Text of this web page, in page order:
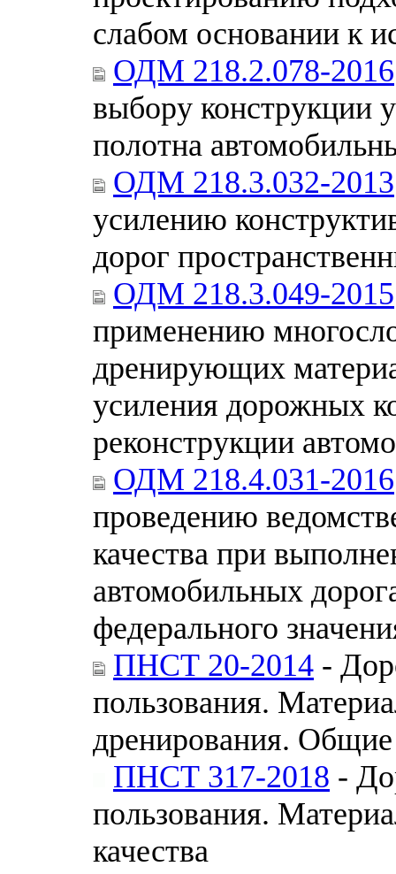
слабом основании к
ОДМ 218.2.078-2016
выбору конструкции
полотна
ОДМ 218.3.032-2013
усилению
дорог
ОДМ 218.3.049-2015
применению
дренирующих
усиления дорожных
реконструкции
ОДМ 218.4.031-2016
проведению
качества при
автомобильных
федерального
ПНСТ 20-2014 -
пользования.
дренирования. Общие
ПНСТ 317-2018 -
пользования.
качества